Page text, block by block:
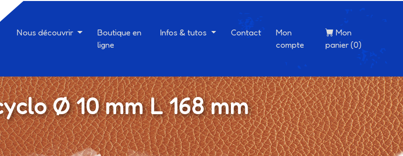
Nous découvrir
Boutique en
ligne
Infos & tutos Contact
Mon
compte
Mon
panier (0)
Ø 10 mm L 168 mm